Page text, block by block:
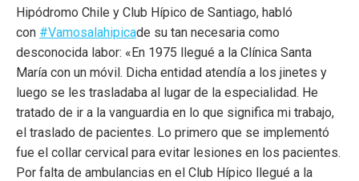
Hipódromo Chile y Club Hípico de Santiago, habló
con #Vamosalahipicade su tan necesaria como
desconocida labor: «En 1975 llegué a la Clínica Santa
María con un móvil. Dicha entidad atendía a los jinetes y
luego se les trasladaba al lugar de la especialidad. He
tratado de ir a la vanguardia en lo que significa mi trabajo,
el traslado de pacientes. Lo primero que se implementó
fue el collar cervical para evitar lesiones en los pacientes.
Por falta de ambulancias en el Club Hípico llegué a la